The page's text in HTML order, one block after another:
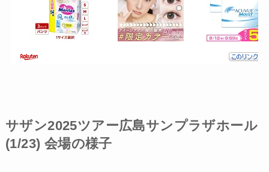
サザン2025ツアー広島サンプラザホール
(1/23) 会場の様子